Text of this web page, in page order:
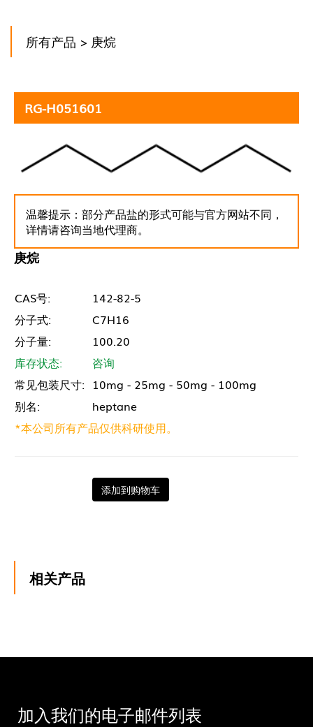
所有产品 > 庚烷
RG-H051601
温馨提示：部分产品盐的形式可能与官方网站不同，
详情请咨询当地代理商。
庚烷
CAS号:
142-82-5
分子式:
C7H16
分子量:
100.20
库存状态:
咨询
常见包装尺寸: 10mg - 25mg - 50mg - 100mg
别名:
heptane
*本公司所有产品仅供科研使用。
添加到购物车
相关产品
加入我们的电子邮件列表